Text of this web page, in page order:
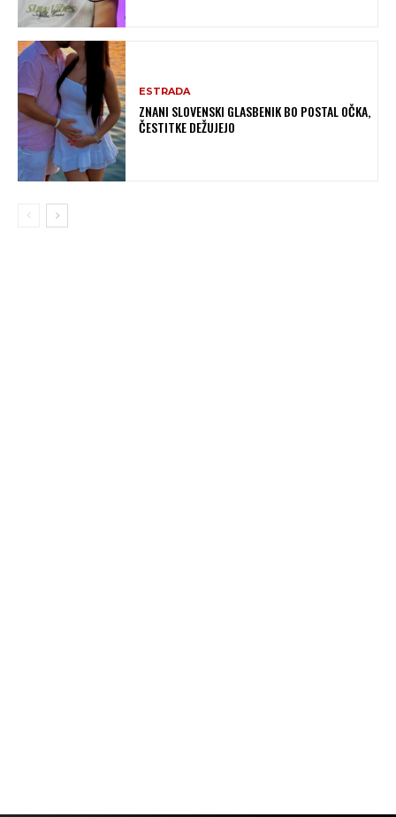
ESTRADA
ZNANI SLOVENSKI GLASBENIK BO POSTAL OČKA,
ČESTITKE DEŽUJEJO